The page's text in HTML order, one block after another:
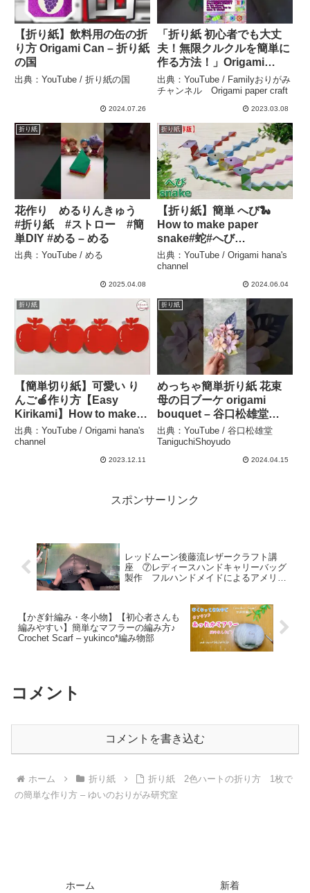
【折り紙】飲料用の缶の折
り方 Origami Can – 折り紙
の国
出典：YouTube / 折り紙の国
2024.07.26
「折り紙 初心者でも大丈
夫！無限クルクルを簡単に
作る方法！」Origami
Even beginners are okay!
How to make an infinite
curl #shorts – Familyお
Origami paper craft
出典：YouTube / Familyおりがみ
チャンネル Origami paper craft
2023.03.08
折り紙
花作り めるりんきゅう
#折り紙 #ストロー #簡
単DIY #める – める
出典：YouTube / める
2025.04.08
折り紙
【折り紙】簡単 へび🐍
How to make paper
snake#蛇#へび
#snake#साँप#ular#змея#งู
#뱀#巳#へび年#折り方#お
りがみ#origami#摺紙#종
hana’s channel
出典：YouTube / Origami hana's
channel
2024.06.04
折り紙
【簡単切り紙】可愛い り
んご🍎作り方【Easy
Kirikami】How to make
cute Apple 색종이접기 사
과 折纸 iPhone 苹
果 林檎 アップル 果
出典：YouTube / Origami hana's
channel
2023.12.11
折り紙
めっちゃ簡単折り紙 花束
母の日ブーケ origami
bouquet – 谷口松雄堂
TaniguchiShoyudo
出典：YouTube / 谷口松雄堂
TaniguchiShoyudo
2024.04.15
スポンサーリンク
レッドムーン後藤流レザークラフト講
座 ⑦レディースハンドキャリーバッグ
製作 フルハンドメイドによるアメリカ
【かぎ針編み・冬小物】【初心者さんも
編みやすい】簡単なマフラーの編み方♪
Crochet Scarf – yukinco*編み物部
コメント
コメントを書き込む
ホーム 折り紙
折り紙 2色ハートの折り方 1枚で
の簡単な作り方 – ゆいのおりがみ研究室
ホーム 新着